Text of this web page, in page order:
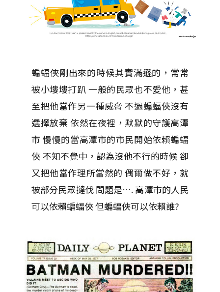
蝙蝠俠剛出來的時候其實滿遜的，常常
被小塿塿打趴 一般的民眾也不愛他，甚
至把他當作另一種威脅 不過蝙蝠俠沒有
選擇放棄 依然在夜裡，默默的守護高潭
市慢慢的當高潭市的市民開始依賴蝙蝠
俠 不知不覺中，認為沒他不行的時候 卻
又把他當作理所當然的 偶爾做不好，就
被部分民眾撻伐 問題是…. 高潭市的人民
可以依賴蝙蝠俠 但蝙蝠俠可以依賴誰?